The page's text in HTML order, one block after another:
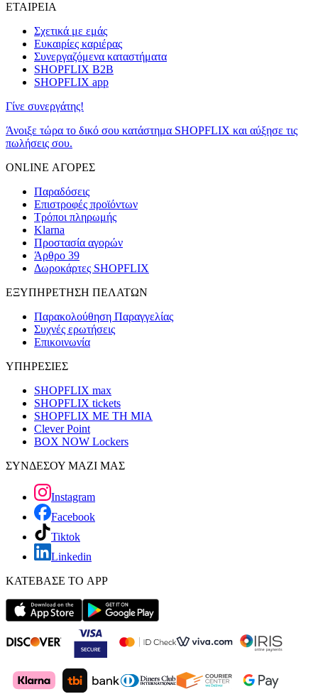
ΕΤΑΙΡΕΙΑ
Σχετικά με εμάς
Ευκαιρίες καριέρας
Συνεργαζόμενα καταστήματα
SHOPFLIX B2B
SHOPFLIX app
Γίνε συνεργάτης!
Άνοιξε τώρα το δικό σου κατάστημα SHOPFLIX και αύξησε τις
πωλήσεις σου.
ONLINE ΑΓΟΡΕΣ
Παραδόσεις
Επιστροφές προϊόντων
Τρόποι πληρωμής
Klarna
Προστασία αγορών
Άρθρο 39
Δωροκάρτες SHOPFLIX
ΕΞΥΠΗΡΕΤΗΣΗ ΠΕΛΑΤΩΝ
Παρακολούθηση Παραγγελίας
Συχνές ερωτήσεις
Επικοινωνία
ΥΠΗΡΕΣΙΕΣ
SHOPFLIX max
SHOPFLIX tickets
SHOPFLIX ΜΕ ΤΗ ΜΙΑ
Clever Point
BOX NOW Lockers
ΣΥΝΔΕΣΟΥ ΜΑΖΙ ΜΑΣ
Instagram
Facebook
Tiktok
Linkedin
ΚΑΤΕΒΑΣΕ ΤΟ APP